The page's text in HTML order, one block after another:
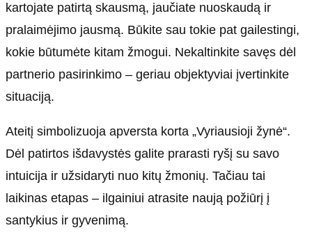
kartojate patirtą skausmą, jaučiate nuoskaudą ir
pralaimėjimo jausmą. Būkite sau tokie pat gailestingi,
kokie būtumėte kitam žmogui. Nekaltinkite savęs dėl
partnerio pasirinkimo – geriau objektyviai įvertinkite
situaciją.
Ateitį simbolizuoja apversta korta „Vyriausioji žynė“.
Dėl patirtos išdavystės galite prarasti ryšį su savo
intuicija ir užsidaryti nuo kitų žmonių. Tačiau tai
laikinas etapas – ilgainiui atrasite naują požiūrį į
santykius ir gyvenimą.